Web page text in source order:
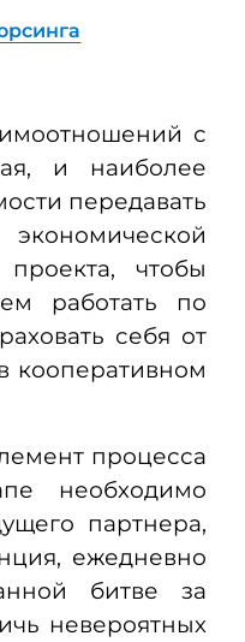
с
и наиболее
передавать
чтобы
работать по
себя от
кооперативном
процесса
необходимо
партнера,
ежедневно
битве за
невероятных